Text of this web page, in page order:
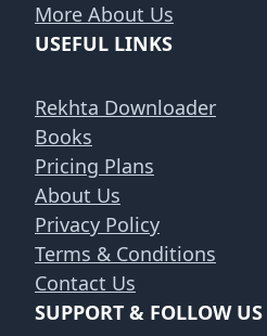
More About Us
USEFUL LINKS
Rekhta Downloader
Books
Pricing Plans
About Us
Privacy Policy
Terms & Conditions
Contact Us
SUPPORT & FOLLOW US